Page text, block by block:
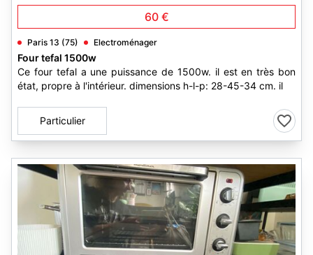
60 €
Paris 13 (75) Electroménager
Four tefal 1500w
Ce four tefal a une puissance de 1500w. il est en très bon
état, propre à l'intérieur. dimensions h-l-p: 28-45-34 cm. il
Particulier